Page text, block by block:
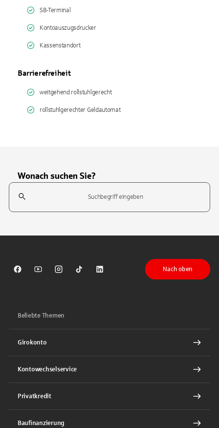
SB-Terminal
Kontoauszugsdrucker
Kassenstandort
Barrierefreiheit
weitgehend rollstuhlgerecht
rollstuhlgerechter Geldautomat
Wonach suchen Sie?
Suchfeld
Sparkasse auf Facebook
Sparkasse auf Youtube
Sparkasse auf Instagram
Sparkasse auf TikTok
Sparkasse auf LinkedIn
Nach oben
Beliebte Themen
Girokonto
Kontowechselservice
Privatkredit
Baufinanzierung